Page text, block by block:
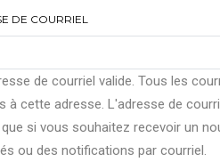
DE COURRIEL
de courriel valide. Tous les
à cette adresse. L'adresse de
si vous souhaitez recevoir un
ou des notifications par courriel.